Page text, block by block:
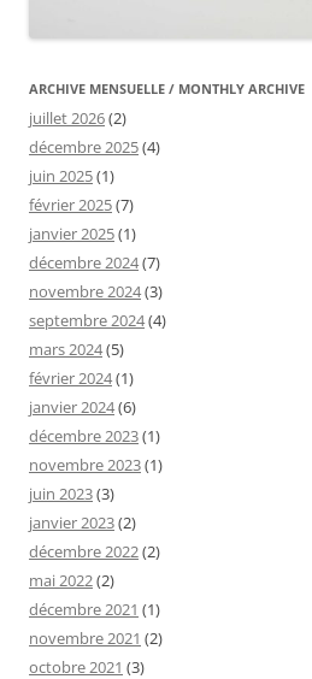
ARCHIVE MENSUELLE / MONTHLY ARCHIVE
juillet 2026(2)
décembre 2025(4)
juin 2025(1)
février 2025(7)
janvier 2025(1)
décembre 2024(7)
novembre 2024(3)
septembre 2024(4)
mars 2024(5)
février 2024(1)
janvier 2024(6)
décembre 2023(1)
novembre 2023(1)
juin 2023(3)
janvier 2023(2)
décembre 2022(2)
mai 2022(2)
décembre 2021 (1)
novembre 2021 (2)
octobre 2021 (3)